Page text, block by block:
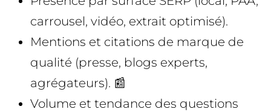
carrousel, vidéo, extrait optimisé).
Mentions et citations de marque de
qualité (presse, blogs experts,
agrégateurs). 📰
Volume et tendance des questions